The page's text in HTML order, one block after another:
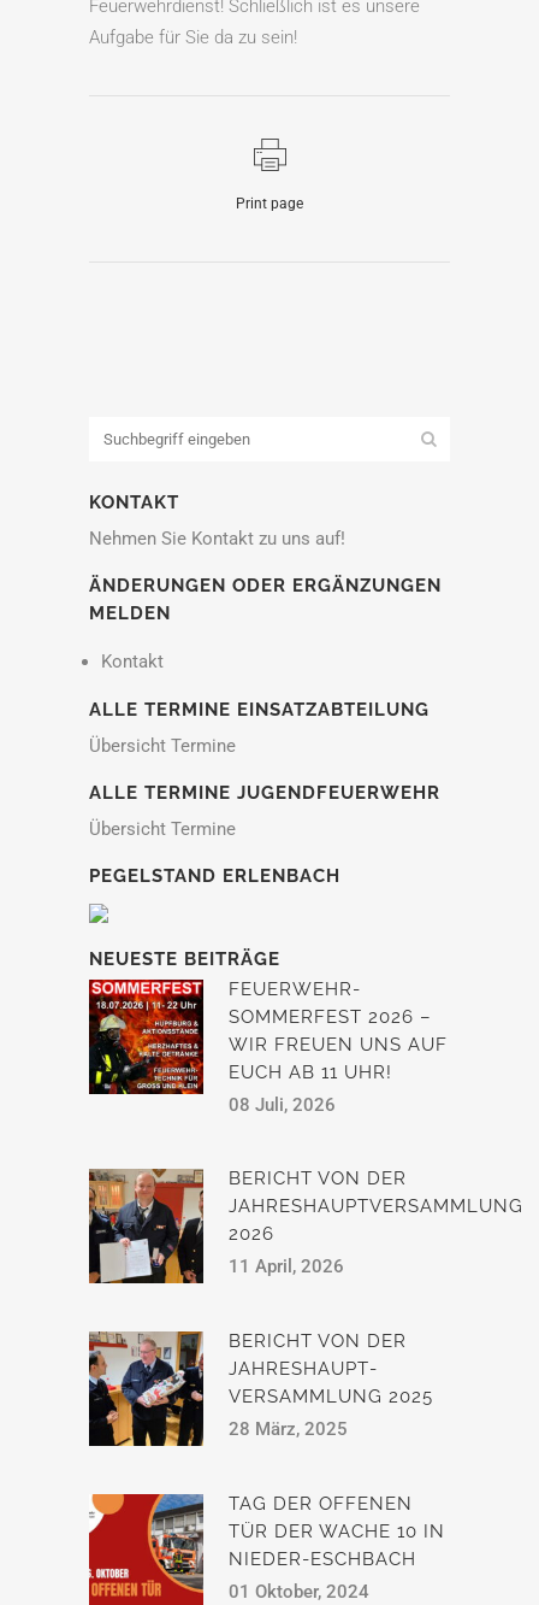
Feuerwehrdienst! Schließlich ist es unsere
Aufgabe für Sie da zu sein!
Print page
KONTAKT
Nehmen Sie Kontakt zu uns auf!
ÄNDERUNGEN ODER ERGÄNZUNGEN
MELDEN
Kontakt
ALLE TERMINE EINSATZABTEILUNG
Übersicht Termine
ALLE TERMINE JUGENDFEUERWEHR
Übersicht Termine
PEGELSTAND ERLENBACH
NEUESTE BEITRÄGE
FEUERWEHR-
SOMMERFEST 2026 –
WIR FREUEN UNS AUF
EUCH AB 11 UHR!
08 Juli, 2026
BERICHT VON DER
JAHRESHAUPTVERSAMMLUNG
2026
11 April, 2026
BERICHT VON DER
JAHRESHAUPT­
VERSAMMLUNG 2025
28 März, 2025
TAG DER OFFENEN
TÜR DER WACHE 10 IN
NIEDER-ESCHBACH
01 Oktober, 2024